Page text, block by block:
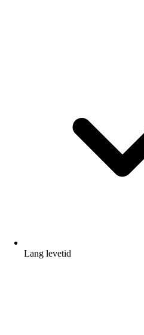
Lang levetid